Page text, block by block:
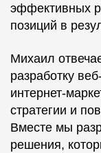
эффективных
позиций в
Михаил
разработку
интернет-
стратегии и
Вместе мы
решения,